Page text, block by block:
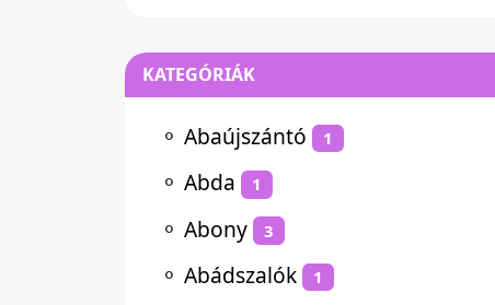
KATEGÓRIÁK
⚬ Abaújszántó 1
⚬ Abda 1
⚬ Abony 3
⚬ Abádszalók 1